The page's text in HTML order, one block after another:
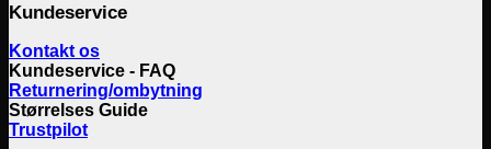
Kundeservice
Kontakt os
Kundeservice - FAQ
Returnering/ombytning
Størrelses Guide
Trustpilot